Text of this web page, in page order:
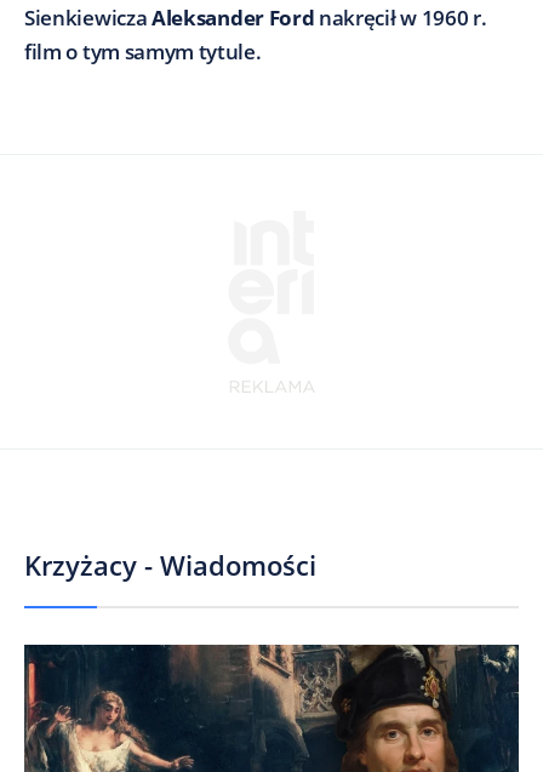
SienkiewiczaAleksander Ford nakręcił w 1960 r.
film o tym samym tytule.
Krzyżacy - Wiadomości